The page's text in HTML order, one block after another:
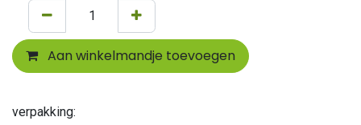
Aan winkelmandje toevoegen
verpakking: